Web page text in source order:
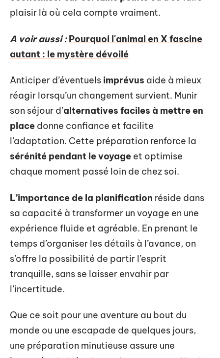
plaisir là où cela compte vraiment.
A voir aussi : Pourquoi l'animal en X fascine
autant : le mystère dévoilé
Anticiper d’éventuels imprévus aide à mieux
réagir lorsqu’un changement survient. Munir
son séjour d’alternatives faciles à mettre en
place donne confiance et facilite
l’adaptation. Cette préparation renforce la
sérénité pendant le voyage et optimise
chaque moment passé loin de chez soi.
L’importance de la planification réside dans
sa capacité à transformer un voyage en une
expérience fluide et agréable. En prenant le
temps d’organiser les détails à l’avance, on
s’offre la possibilité de partir l’esprit
tranquille, sans se laisser envahir par
l’incertitude.
Que ce soit pour une aventure au bout du
monde ou une escapade de quelques jours,
une préparation minutieuse assure une